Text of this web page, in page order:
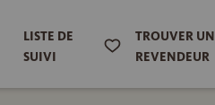
LISTE DE
SUIVI
TROUVER UN
REVENDEUR